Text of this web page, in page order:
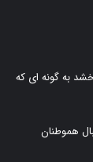
به گونه ای که
هموطنان